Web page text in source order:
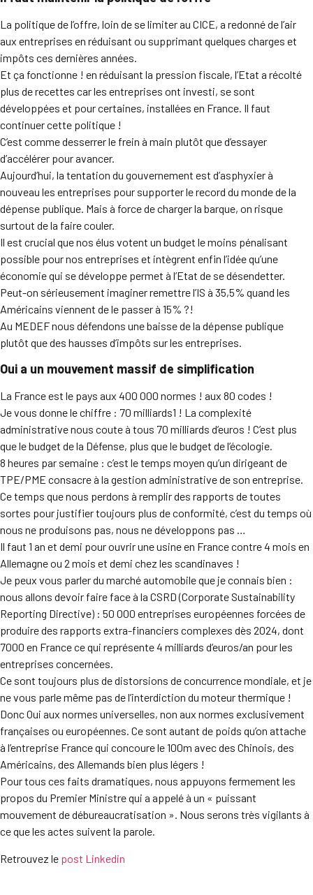
La politique de l’offre, loin de se limiter au CICE, a redonné de l’air
aux entreprises en réduisant ou supprimant quelques charges et
impôts ces dernières années.
Et ça fonctionne ! en réduisant la pression fiscale, l’Etat a récolté
plus de recettes car les entreprises ont investi, se sont
développées et pour certaines, installées en France. Il faut
continuer cette politique !
C’est comme desserrer le frein à main plutôt que d’essayer
d’accélérer pour avancer.
Aujourd’hui, la tentation du gouvernement est d’asphyxier à
nouveau les entreprises pour supporter le record du monde de la
dépense publique. Mais à force de charger la barque, on risque
surtout de la faire couler.
Il est crucial que nos élus votent un budget le moins pénalisant
possible pour nos entreprises et intègrent enfin l’idée qu’une
économie qui se développe permet à l’Etat de se désendetter.
Peut-on sérieusement imaginer remettre l’IS à 35,5% quand les
Américains viennent de le passer à 15% ?!
Au MEDEF nous défendons une baisse de la dépense publique
plutôt que des hausses d’impôts sur les entreprises.
Oui a un mouvement massif de simplification
La France est le pays aux 400 000 normes ! aux 80 codes !
Je vous donne le chiffre : 70 milliards1 ! La complexité
administrative nous coute à tous 70 milliards d’euros ! C’est plus
que le budget de la Défense, plus que le budget de l’écologie.
8 heures par semaine : c’est le temps moyen qu’un dirigeant de
TPE/PME consacre à la gestion administrative de son entreprise.
Ce temps que nous perdons à remplir des rapports de toutes
sortes pour justifier toujours plus de conformité, c’est du temps où
nous ne produisons pas, nous ne développons pas …
Il faut 1 an et demi pour ouvrir une usine en France contre 4 mois en
Allemagne ou 2 mois et demi chez les scandinaves !
Je peux vous parler du marché automobile que je connais bien :
nous allons devoir faire face à la CSRD (Corporate Sustainability
Reporting Directive) : 50 000 entreprises européennes forcées de
produire des rapports extra-financiers complexes dès 2024, dont
7000 en France ce qui représente 4 milliards d’euros/an pour les
entreprises concernées.
Ce sont toujours plus de distorsions de concurrence mondiale, et je
ne vous parle même pas de l’interdiction du moteur thermique !
Donc Oui aux normes universelles, non aux normes exclusivement
françaises ou européennes. Ce sont autant de poids qu’on attache
à l’entreprise France qui concoure le 100m avec des Chinois, des
Américains, des Allemands bien plus légers !
Pour tous ces faits dramatiques, nous appuyons fermement les
propos du Premier Ministre qui a appelé à un « puissant
mouvement de débureaucratisation ». Nous serons très vigilants à
ce que les actes suivent la parole.
Retrouvez le post Linkedin